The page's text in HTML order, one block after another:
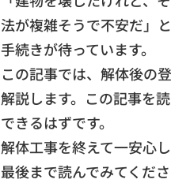
法が複雑そうで不安だ」
手続きが待っています。
この記事では、解体後の
解説します。この記事を
できるはずです。
解体工事を終えて一安心
最後まで読んでみてくださ